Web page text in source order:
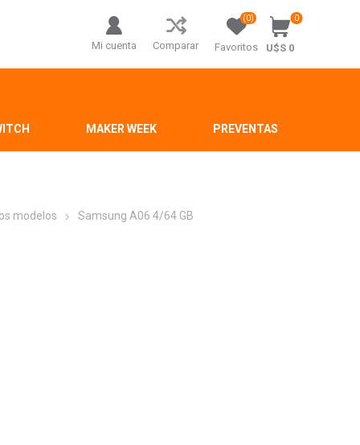
Mi cuenta Comparar Favoritos
(0) 0
U$S 0
MAKER WEEK PREVENTAS
modelos Samsung A06 4/64 GB